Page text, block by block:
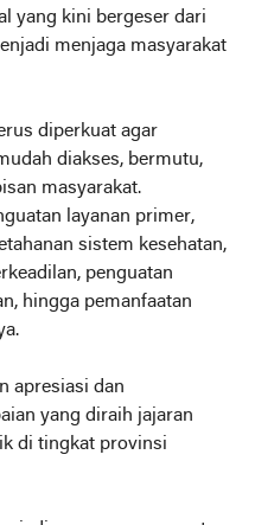
yang kini bergeser dari
menjaga masyarakat
diperkuat agar
diakses, bermutu,
masyarakat.
layanan primer,
sistem kesehatan,
penguatan
hingga pemanfaatan
apresiasi dan
yang diraih jajaran
di tingkat provinsi